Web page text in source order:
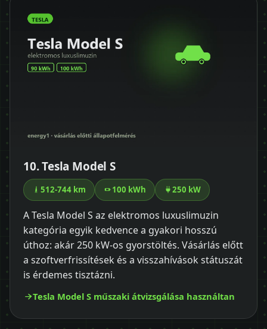
10. Tesla Model S
512-744 km 100 kWh 250 kW
A Tesla Model S az elektromos luxuslimuzin
kategória egyik kedvence a gyakori hosszú
úthoz: akár 250 kW-os gyorstöltés. Vásárlás előtt
a szoftverfrissítések és a visszahívások státuszát
is érdemes tisztázni.
Tesla Model S műszaki átvizsgálása használtan